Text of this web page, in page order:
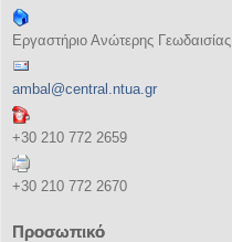
Εργαστήριο Ανώτερης Γεωδαισίας
ambal@central.ntua.gr
+30 210 772 2659
+30 210 772 2670
Προσωπικό